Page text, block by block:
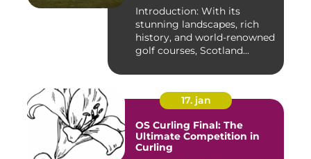
Introduction: With its
stunning landscapes, rich
history, and world-renowned
golf courses, Scotland...
17. jan
OS Curling Final: The
Ultimate Competition in
Curling